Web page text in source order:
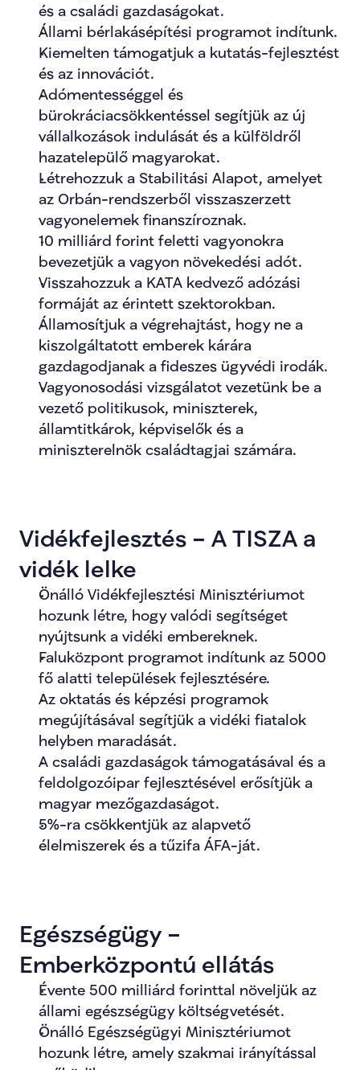
és a családi gazdaságokat.
Állami bérlakásépítési programot indítunk.
Kiemelten támogatjuk a kutatás-fejlesztést
és az innovációt.
Adómentességgel és
bürokráciacsökkentéssel segítjük az új
vállalkozások indulását és a külföldről
hazatelepülő magyarokat.
Létrehozzuk a Stabilitási Alapot, amelyet
az Orbán-rendszerből visszaszerzett
vagyonelemek finanszíroznak.
10 milliárd forint feletti vagyonokra
bevezetjük a vagyon növekedési adót.
Visszahozzuk a KATA kedvező adózási
formáját az érintett szektorokban.
Államosítjuk a végrehajtást, hogy ne a
kiszolgáltatott emberek kárára
gazdagodjanak a fideszes ügyvédi irodák.
Vagyonosodási vizsgálatot vezetünk be a
vezető politikusok, miniszterek,
államtitkárok, képviselők és a
miniszterelnök családtagjai számára.
Vidékfejlesztés – A TISZA a
vidék lelke
Önálló Vidékfejlesztési Minisztériumot
hozunk létre, hogy valódi segítséget
nyújtsunk a vidéki embereknek.
Faluközpont programot indítunk az 5000
fő alatti települések fejlesztésére.
Az oktatás és képzési programok
megújításával segítjük a vidéki fiatalok
helyben maradását.
A családi gazdaságok támogatásával és a
feldolgozóipar fejlesztésével erősítjük a
magyar mezőgazdaságot.
5%-ra csökkentjük az alapvető
élelmiszerek és a tűzifa ÁFA-ját.
Egészségügy –
Emberközpontú ellátás
Évente 500 milliárd forinttal növeljük az
állami egészségügy költségvetését.
Önálló Egészségügyi Minisztériumot
hozunk létre, amely szakmai irányítással